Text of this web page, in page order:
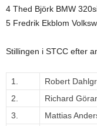
4 Thed Björk BMW
5 Fredrik Ekblom
Stillingen i STCC efter
1. Robert
2.
Richard
3.
Mattias